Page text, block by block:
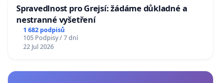
Spravedlnost pro Grejsí: žádáme důkladné a
nestranné vyšetření
1 682 podpisů
105 Podpisy / 7 dní
22 Jul 2026